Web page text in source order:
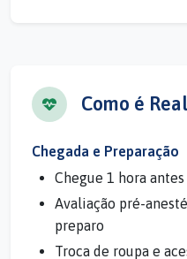
Como é
Chegada e Preparação
Chegue 1 hora
Avaliação pré-
preparo
Troca de roupa e